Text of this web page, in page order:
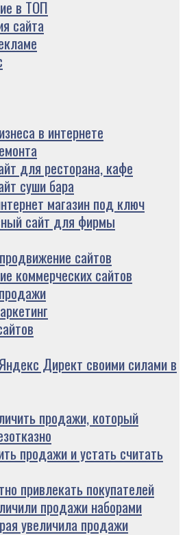
в ТОП
сайта
в интернете
для ресторана, кафе
суши бара
магазин под ключ
сайт для фирмы
сайтов
коммерческих сайтов
Директ своими силами в
продажи, который
продажи и устать считать
привлекать покупателей
продажи наборами
увеличила продажи